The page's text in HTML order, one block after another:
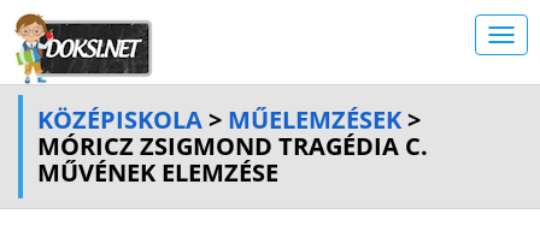
KÖZÉPISKOLA> MŰELEMZÉSEK>
MÓRICZ ZSIGMOND TRAGÉDIA C.
MŰVÉNEK ELEMZÉSE